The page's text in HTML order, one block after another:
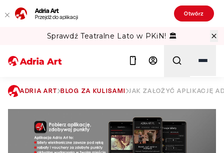
Adria Art
Przejdź do aplikacji Otwórz
Sprawdź Teatralne Lato w PKiN! 🏛️
ADRIA ART BLOG ZA KULISAMI JAK ZAŁOŻYĆ APLIKACJĘ